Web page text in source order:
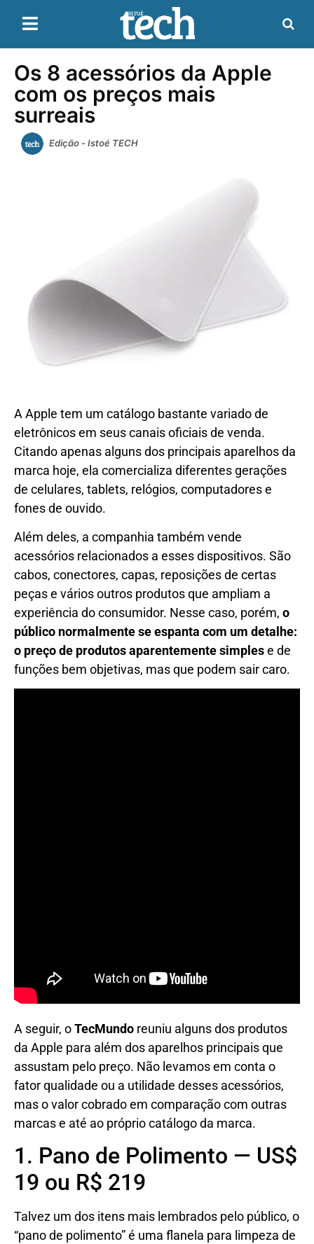
Os 8 acessórios da Apple
com os preços mais
surreais
Edição - Istoé TECH
A Apple tem um catálogo bastante variado de
eletrônicos em seus canais oficiais de venda.
Citando apenas alguns dos principais aparelhos da
marca hoje, ela comercializa diferentes gerações
de celulares, tablets, relógios, computadores e
fones de ouvido.
Além deles, a companhia também vende
acessórios relacionados a esses dispositivos. São
cabos, conectores, capas, reposições de certas
peças e vários outros produtos que ampliam a
experiência do consumidor. Nesse caso, porém, o
público normalmente se espanta com um detalhe:
o preço de produtos aparentemente simplese de
funções bem objetivas, mas que podem sair caro.
A seguir, oTecMundo reuniu alguns dos produtos
da Apple para além dos aparelhos principais que
assustam pelo preço. Não levamos em conta o
fator qualidade ou a utilidade desses acessórios,
mas o valor cobrado em comparação com outras
marcas e até ao próprio catálogo da marca.
1. Pano de Polimento — US$
19 ou R$ 219
Talvez um dos itens mais lembrados pelo público, o
“pano de polimento” é uma flanela para limpeza de